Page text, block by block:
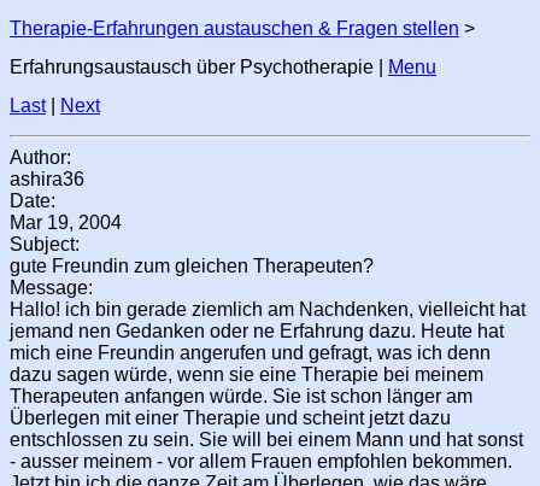
Therapie-Erfahrungen austauschen & Fragen stellen >
Erfahrungsaustausch über Psychotherapie |
Menu
Last| Next
Author:
ashira36
Date:
Mar 19, 2004
Subject:
gute Freundin zum gleichen Therapeuten?
Message:
Hallo! ich bin gerade ziemlich am Nachdenken, vielleicht hat
jemand nen Gedanken oder ne Erfahrung dazu. Heute hat
mich eine Freundin angerufen und gefragt, was ich denn
dazu sagen würde, wenn sie eine Therapie bei meinem
Therapeuten anfangen würde. Sie ist schon länger am
Überlegen mit einer Therapie und scheint jetzt dazu
entschlossen zu sein. Sie will bei einem Mann und hat sonst
- ausser meinem - vor allem Frauen empfohlen bekommen.